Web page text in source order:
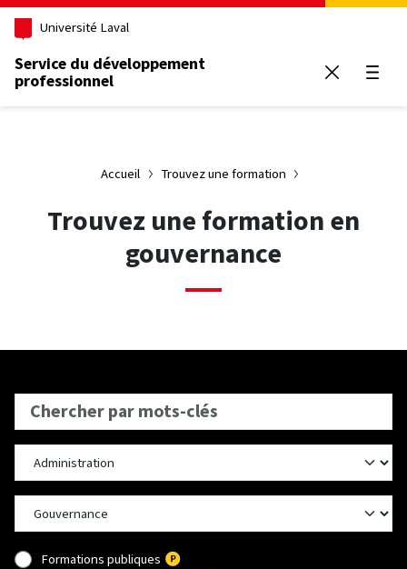
Aller au contenu principal
Université Laval
Service du développement
professionnel
Accueil Trouvez une formation
Trouvez une formation en
gouvernance
Formations publiques